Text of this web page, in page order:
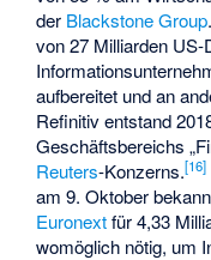
der Blackstone Group
von 27 Milliarden
aufbereitet und an
Refinitiv entstand
Geschäftsbereichs
Reuters-Konzerns.[16]
am 9. Oktober
Euronextfür 4,33
womöglich nötig, um